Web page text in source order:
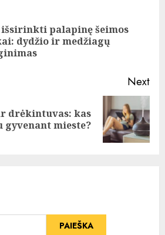
palapinę šeimos
dydžio ir medžiagų
Next
drėkintuvas: kas
mieste?
PAIEŠKA